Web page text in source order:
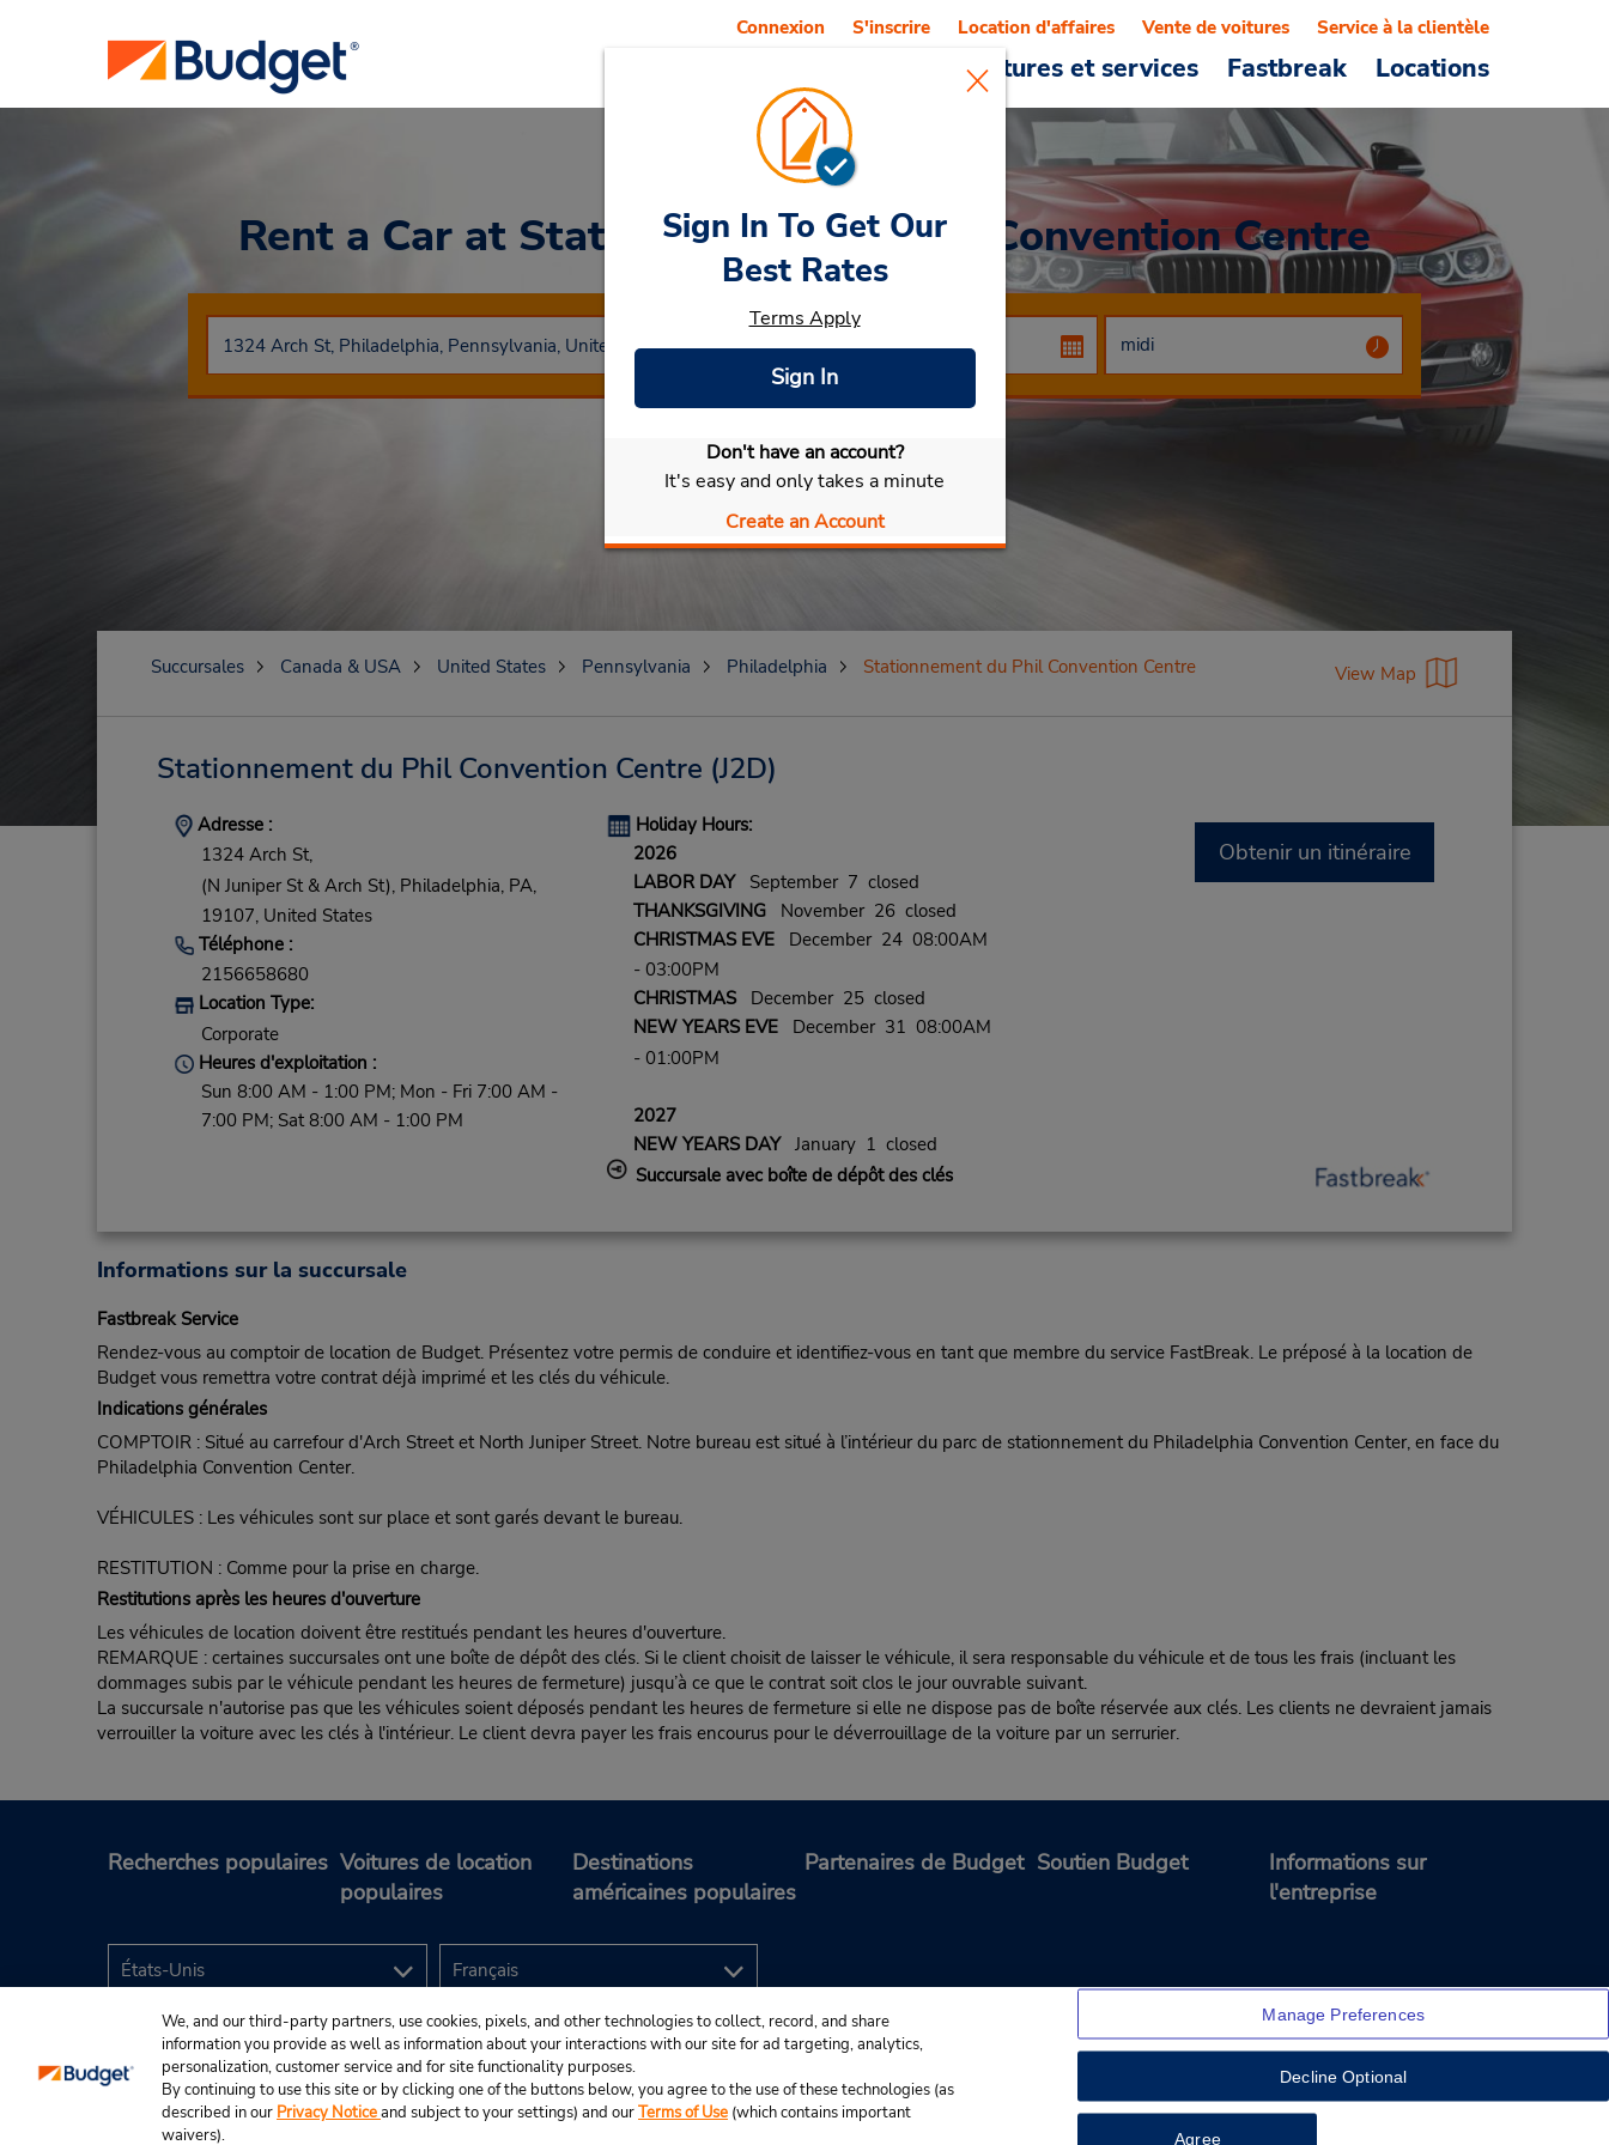
Voitures et services Fastbreak Locations
Connexion S'inscrire Location d'affaires Vente de voitures Service à la clientèle
Rent a Car at Stationnement du Phil Convention Centre
Sélectionner ma voiture
Sign In To Get Our
Best Rates
Terms Apply
Sign In
Don't have an account?
It's easy and only takes a minute
Create an Account
Succursales Canada & USA United States Pennsylvania Philadelphia Stationnement du Phil Convention Centre View Map
Stationnement du Phil Convention Centre (J2D)
Adresse :
1324 Arch St,
(N Juniper St & Arch St), Philadelphia, PA,
19107, United States
Téléphone :
2156658680
Location Type:
Corporate
Heures d'exploitation :
Sun 8:00 AM - 1:00 PM; Mon - Fri 7:00 AM -
7:00 PM; Sat 8:00 AM - 1:00 PM
Holiday Hours:
2026
LABOR DAYSeptember 7 closed
THANKSGIVINGNovember 26 closed
CHRISTMAS EVEDecember 24 08:00AM
- 03:00PM
CHRISTMASDecember 25 closed
NEW YEARS EVEDecember 31 08:00AM
- 01:00PM
2027
NEW YEARS DAYJanuary 1 closed
Succursale avec boîte de dépôt des clés
Obtenir un itinéraire
Informations sur la succursale
Fastbreak Service
Rendez-vous au comptoir de location de Budget. Présentez votre permis de conduire et identifiez-vous en tant que membre du service FastBreak. Le préposé à la location de
Budget vous remettra votre contrat déjà imprimé et les clés du véhicule.
Indications générales
COMPTOIR : Situé au carrefour d'Arch Street et North Juniper Street. Notre bureau est situé à l’intérieur du parc de stationnement du Philadelphia Convention Center, en face du
Philadelphia Convention Center.
VÉHICULES : Les véhicules sont sur place et sont garés devant le bureau.
RESTITUTION : Comme pour la prise en charge.
Restitutions après les heures d'ouverture
Les véhicules de location doivent être restitués pendant les heures d'ouverture.
REMARQUE : certaines succursales ont une boîte de dépôt des clés. Si le client choisit de laisser le véhicule, il sera responsable du véhicule et de tous les frais (incluant les
dommages subis par le véhicule pendant les heures de fermeture) jusqu’à ce que le contrat soit clos le jour ouvrable suivant.
La succursale n'autorise pas que les véhicules soient déposés pendant les heures de fermeture si elle ne dispose pas de boîte réservée aux clés. Les clients ne devraient jamais
verrouiller la voiture avec les clés à l'intérieur. Le client devra payer les frais encourus pour le déverrouillage de la voiture par un serrurier.
Recherches populaires Voitures de location
populaires
Destinations
américaines populaires
Partenaires de Budget Soutien Budget
Informations sur
l'entreprise
© Budget Rent A Car System, Inc., 2025.
We, and our third-party partners, use cookies, pixels, and other technologies to collect, record, and share
information you provide as well as information about your interactions with our site for ad targeting, analytics,
personalization, customer service and for site functionality purposes.
By continuing to use this site or by clicking one of the buttons below, you agree to the use of these technologies (as
described in our Privacy Noticeand subject to your settings) and ourTerms of Use (which contains important
waivers).
Manage Preferences
Decline Optional
Agree